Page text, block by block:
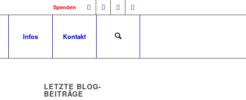
Spenden
Infos Kontakt
LETZTE BLOG-
BEITRÄGE